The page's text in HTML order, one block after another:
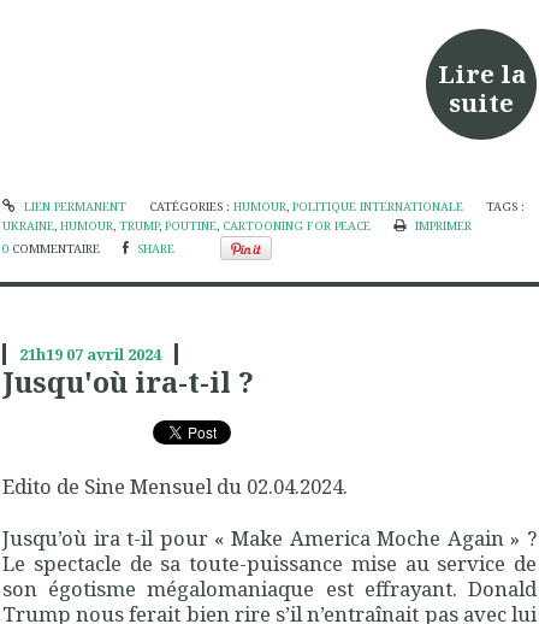
Lire la
suite
LIEN PERMANENT CATÉGORIES : HUMOUR, POLITIQUE INTERNATIONALE
TAGS :
UKRAINE, HUMOUR, TRUMP, POUTINE, CARTOONING FOR PEACE
IMPRIMER
0 COMMENTAIRE SHARE
21h19 07 avril 2024
Jusqu'où ira-t-il ?
Edito de Sine Mensuel du 02.04.2024.
Jusqu’où ira t-il pour « Make America Moche Again » ?
Le spectacle de sa toute-puissance mise au service de
son égotisme mégalomaniaque est effrayant. Donald
Trump nous ferait bien rire s’il n’entraînait pas avec lui